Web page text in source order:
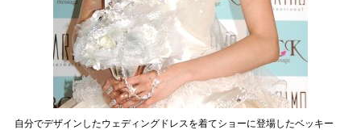
自分でデザインしたウェディングドレスを着てショーに登場したベッキー